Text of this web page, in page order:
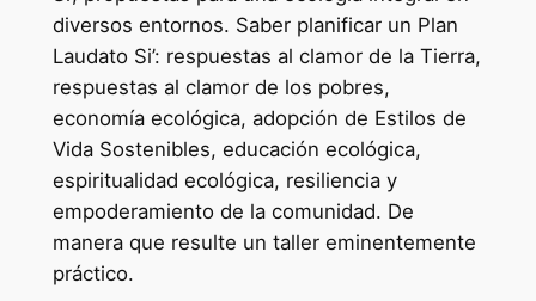
l
U
n
i
v
e
r
s
i
t
diversos entornos. Saber planificar un Plan
Laudato Si’: respuestas al clamor de la Tierra,
respuestas al clamor de los pobres,
economía ecológica, adopción de Estilos de
Vida Sostenibles, educación ecológica,
espiritualidad ecológica, resiliencia y
empoderamiento de la comunidad. De
manera que resulte un taller eminentemente
práctico.